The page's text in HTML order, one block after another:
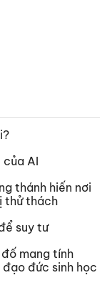
của AI
thánh hiến nơi
thử thách
suy tư
mang tính
đức sinh học